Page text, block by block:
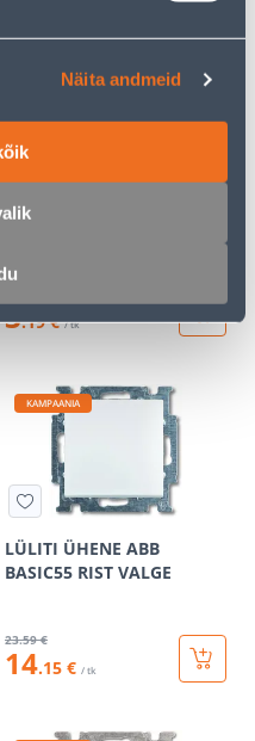
Näita andmeid
PISTIKUPESA 2-NE VERA
VALGE PINDP
3.19 € / tk
KAMPAANIA
LÜLITI ÜHENE ABB
BASIC55 RIST VALGE
23.59 €
14.15 € / tk